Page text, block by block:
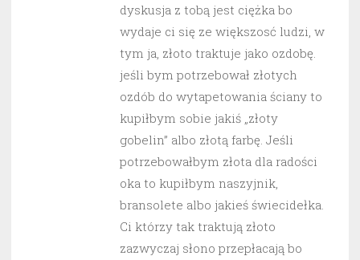
dyskusja z tobą jest ciężka bo
wydaje ci się ze większosć ludzi, w
tym ja, złoto traktuje jako ozdobę.
jeśli bym potrzebował złotych
ozdób do wytapetowania ściany to
kupiłbym sobie jakiś „złoty
gobelin” albo złotą farbę. Jeśli
potrzebowałbym złota dla radości
oka to kupiłbym naszyjnik,
bransolete albo jakieś świecidełka.
Ci którzy tak traktują złoto
zazwyczaj słono przepłacają bo